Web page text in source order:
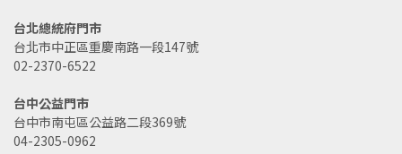
台北總統府門市
台北市中正區重慶南路一段147號
02-2370-6522
台中公益門市
台中市南屯區公益路二段369號
04-2305-0962